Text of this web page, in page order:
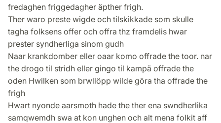
fredaghen friggedagher äpther frigh.
Ther waro preste wigde och tilskikkade som skulle
tagha folksens offer och offra thz framdelis hwar
prester syndherliga sinom gudh
Naar krankdomber eller oaar komo offrade the toor. nar
the drogo til stridh eller gingo til kampä offrade the
oden Hwilken som brwllöpp wilde göra tha offrade the
frigh
Hwart nyonde aarsmoth hade the ther ena swndherlika
samqwemdh swa at kon unghen och alt mena folkit aff